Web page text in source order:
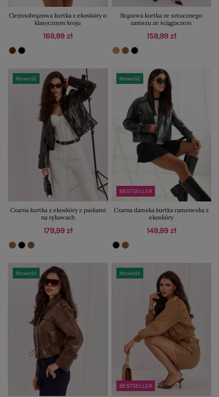
Ciemnobrązowa kurtka z ekoskóry o
klasycznym kroju
169,99 zł
Brązowa kurtka ze sztucznego
zamszu ze ściągaczem
159,99 zł
Nowość
Czarna kurtka z ekoskóry z paskami
na rękawach
179,99 zł
BESTSELLER
Nowość
Czarna damska kurtka ramoneska z
ekoskóry
149,99 zł
Nowość
BESTSELLER
Nowość